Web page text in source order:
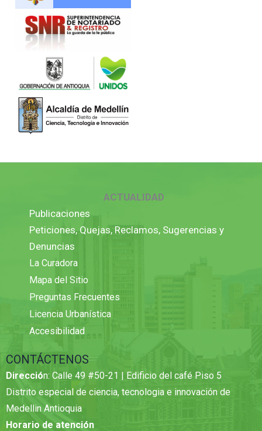
ACTUALIDAD
Publicaciones
Peticiones, Quejas, Reclamos, Sugerencias y
Denuncias
La Curadora
Mapa del Sitio
Preguntas Frecuentes
Licencia Urbanística
Accesibilidad
CONTÁCTENOS
Dirección: Calle 49 #50-21 | Edificio del café Piso 5
Distrito especial de ciencia, tecnologia e innovación de
Medellin Antioquia
Horario de atención